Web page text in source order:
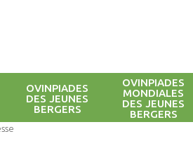
OVINPIADES
DES JEUNES
BERGERS
OVINPIADES
MONDIALES
DES JEUNES
BERGERS